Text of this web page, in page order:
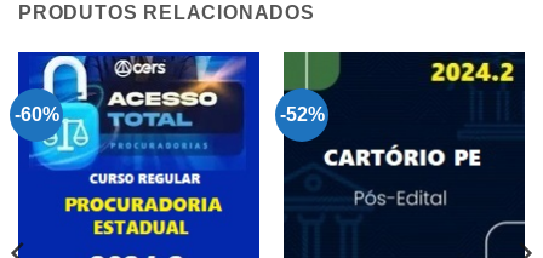
PRODUTOS RELACIONADOS
-60% -52%